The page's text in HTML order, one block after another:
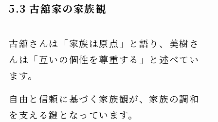
5.3 古舘家の家族観
古舘さんは「家族は原点」と語り、美樹さ
んは「互いの個性を尊重する」と述べてい
ます。
自由と信頼に基づく家族観が、家族の調和
を支える鍵となっています。